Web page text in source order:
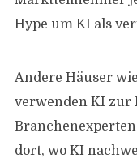
Hype um KI als
Andere Häuser
verwenden KI zur
dort, wo KI